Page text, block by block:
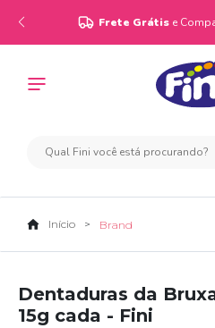
Frete Grátis e
Início Brand
Dentaduras da
15g cada - Fini